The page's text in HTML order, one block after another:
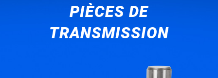
PIÈCES DE
TRANSMISSION